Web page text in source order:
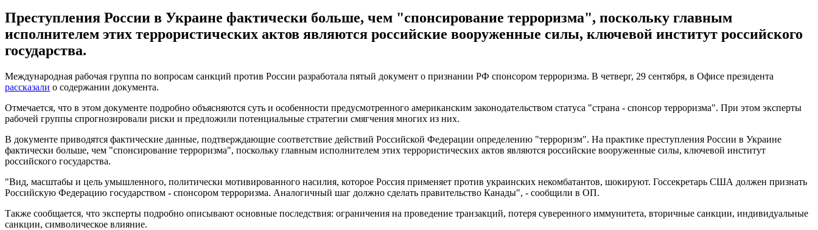
Преступления России в Украине фактически больше, чем "спонсирование терроризма", поскольку главным
исполнителем этих террористических актов являются российские вооруженные силы, ключевой институт российского
государства.
Международная рабочая группа по вопросам санкций против России разработала пятый документ о признании РФ спонсором терроризма. В четверг, 29 сентября, в Офисе президента
рассказали о содержании документа.
Отмечается, что в этом документе подробно объясняются суть и особенности предусмотренного американским законодательством статуса "страна - спонсор терроризма". При этом эксперты
рабочей группы спрогнозировали риски и предложили потенциальные стратегии смягчения многих из них.
В документе приводятся фактические данные, подтверждающие соответствие действий Российской Федерации определению "терроризм". На практике преступления России в Украине
фактически больше, чем "спонсирование терроризма", поскольку главным исполнителем этих террористических актов являются российские вооруженные силы, ключевой институт
российского государства.
"Вид, масштабы и цель умышленного, политически мотивированного насилия, которое Россия применяет против украинских некомбатантов, шокируют. Госсекретарь США должен признать
Российскую Федерацию государством - спонсором терроризма. Аналогичный шаг должно сделать правительство Канады", - сообщили в ОП.
Также сообщается, что эксперты подробно описывают основные последствия: ограничения на проведение транзакций, потеря суверенного иммунитета, вторичные санкции, индивидуальные
санкции, символическое влияние.